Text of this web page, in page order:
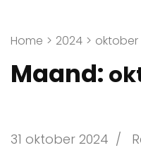
Home > 2024 > oktober
Maand:
31 oktober 2024 /